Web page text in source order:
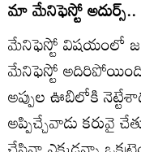
మా మేనిఫెస్టో అదుర్స్‌..
మేనిఫెస్టో విషయంలో
మేనిఫెస్టో అదిరిపోయింది.
అప్పుల ఊబిలోకి
అప్పిచ్చేవాడు కరువై